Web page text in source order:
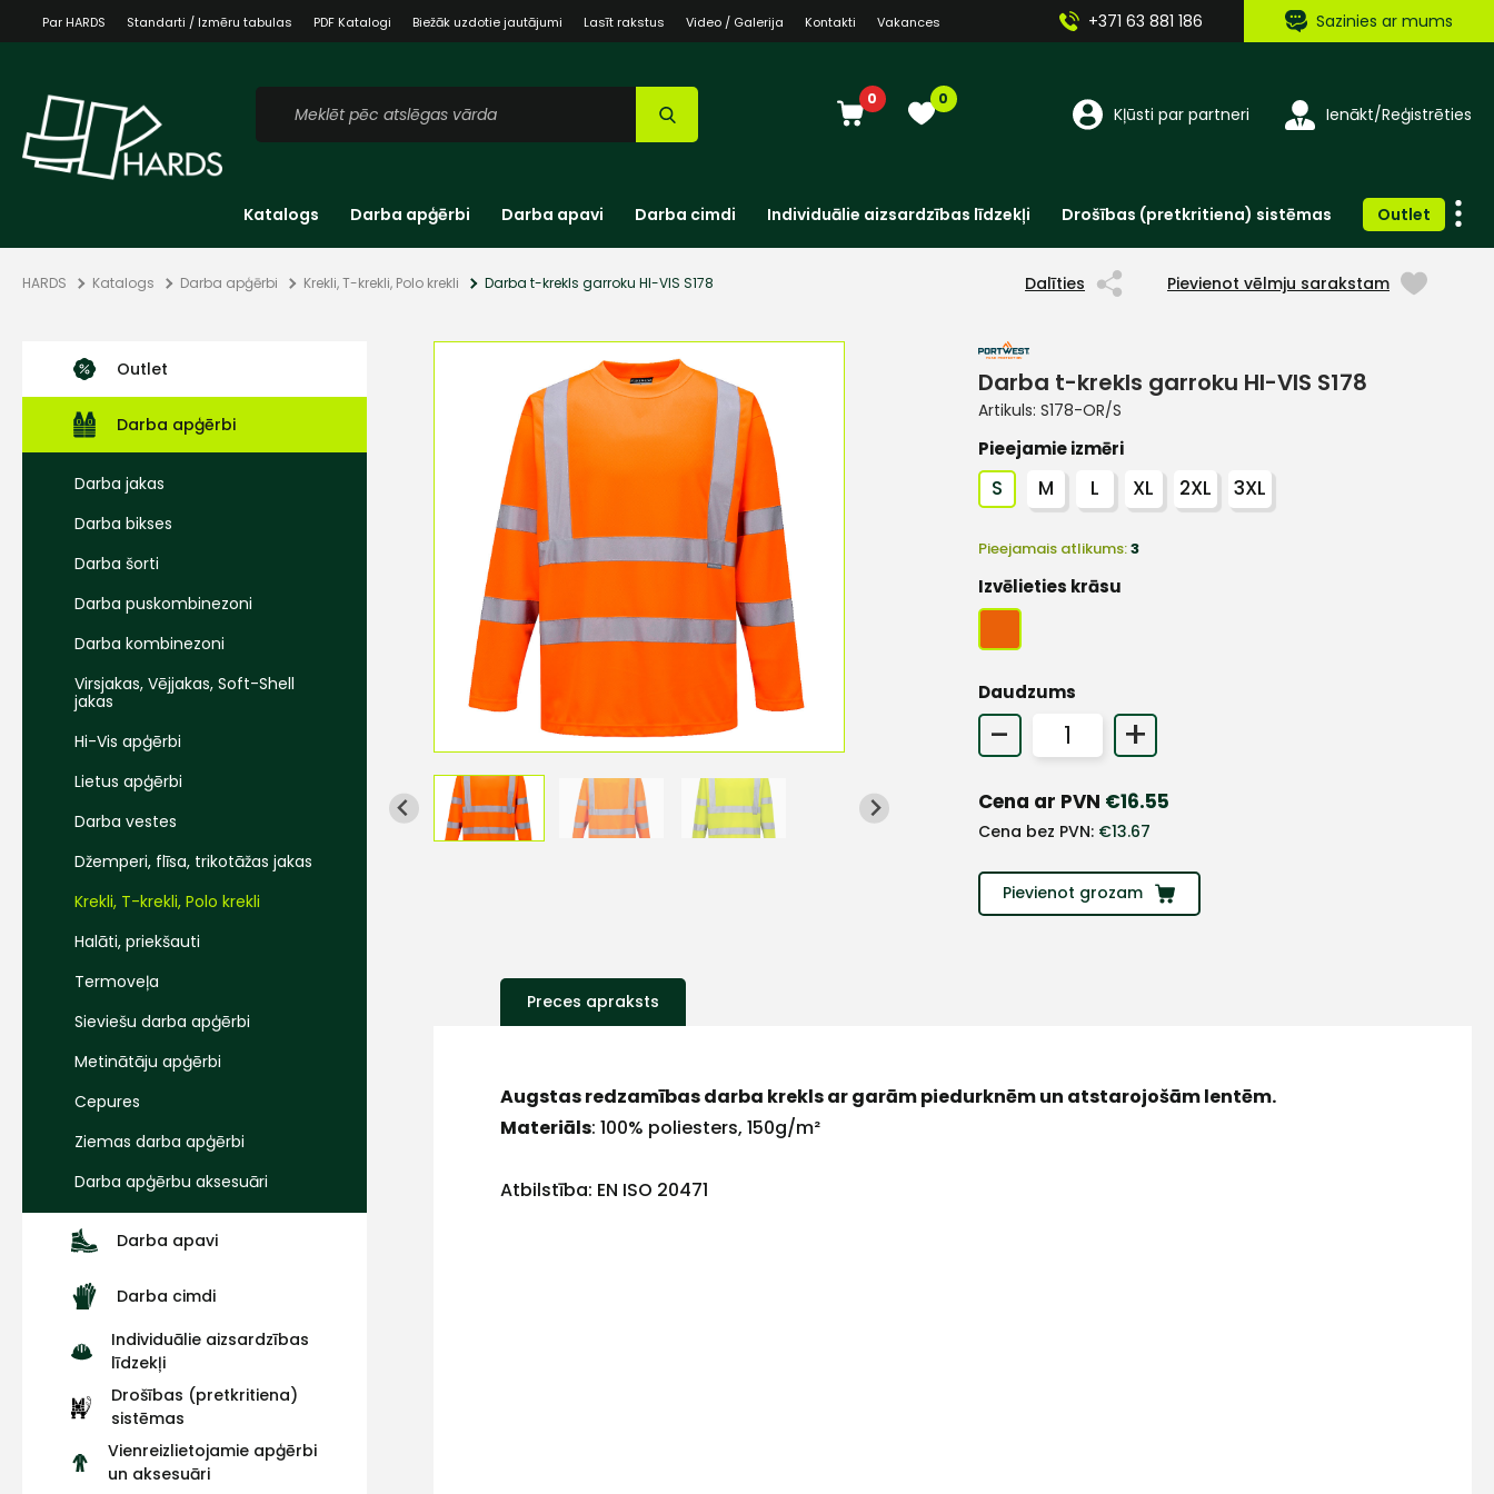
Par HARDS Standarti / Izmēru tabulas PDF Katalogi Biežāk uzdotie jautājumi Lasīt rakstus Video / Galerija Kontakti Vakances +371 63 881 186 Sazinies ar mums
0 0
Kļūsti par partneri Ienākt/Reģistrēties
Katalogs Darba apģērbi Darba apavi Darba cimdi Individuālie aizsardzības līdzekļi Drošības (pretkritiena) sistēmas Outlet
HARDS Katalogs Darba apģērbi Krekli, T-krekli, Polo krekli Darba t-krekls garroku HI-VIS S178 Dalīties Pievienot vēlmju sarakstam
Outlet
Darba apģērbi
Darba jakas
Darba bikses
Darba šorti
Darba puskombinezoni
Darba kombinezoni
Virsjakas, Vējjakas, Soft-Shell
jakas
Hi-Vis apģērbi
Lietus apģērbi
Darba vestes
Džemperi, flīsa, trikotāžas jakas
Krekli, T-krekli, Polo krekli
Halāti, priekšauti
Termoveļa
Sieviešu darba apģērbi
Metinātāju apģērbi
Cepures
Ziemas darba apģērbi
Darba apģērbu aksesuāri
Darba apavi
Darba cimdi
Individuālie aizsardzības
līdzekļi
Drošības (pretkritiena)
sistēmas
Vienreizlietojamie apģērbi
un aksesuāri
Darba t-krekls garroku HI-VIS S178
Artikuls: S178-OR/S
Pieejamie izmēri
S M L XL 2XL 3XL
Pieejamais atlikums:3
Izvēlieties krāsu
Daudzums
- +
Cena ar PVN €16.55
Cena bez PVN: €13.67
Pievienot grozam
Preces apraksts
Augstas redzamības darba krekls ar garām piedurknēm un atstarojošām lentēm.
Materiāls: 100% poliesters, 150g/m²
Atbilstība: EN ISO 20471